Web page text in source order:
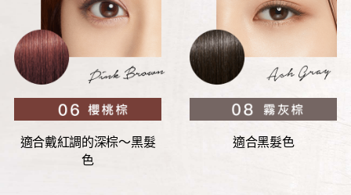
適合戴紅調的深棕～黑髮
色
適合黑髮色